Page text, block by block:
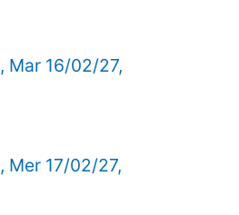
, Mar 16/02/27,
, Mer 17/02/27,